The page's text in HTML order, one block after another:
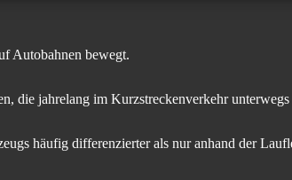
Autobahnen bewegt.
die jahrelang im Kurzstreckenverkehr
häufig differenzierter als nur anhand der